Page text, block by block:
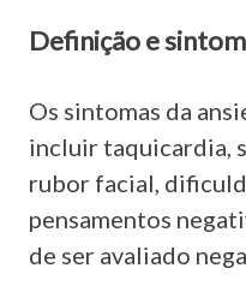
Definição e
Os sintomas da
incluir taquicardia,
rubor facial,
pensamentos
de ser avaliado